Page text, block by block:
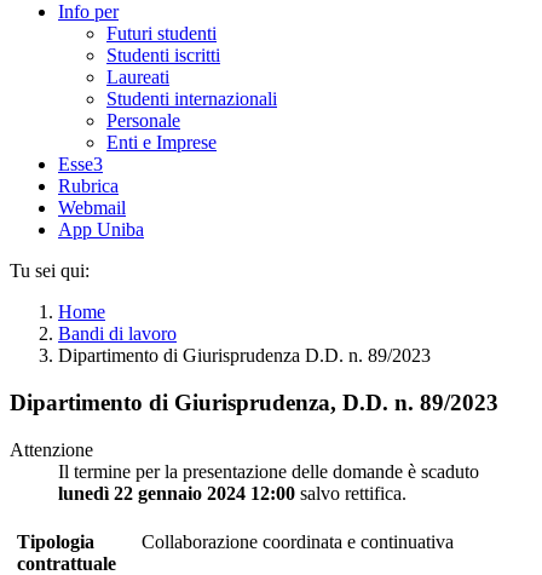
Info per
Futuri studenti
Studenti iscritti
Laureati
Studenti internazionali
Personale
Enti e Imprese
Esse3
Rubrica
Webmail
App Uniba
Tu sei qui:
Home
Bandi di lavoro
Dipartimento di Giurisprudenza D.D. n. 89/2023
Dipartimento di Giurisprudenza, D.D. n. 89/2023
Attenzione
Il termine per la presentazione delle domande è scaduto
lunedì 22 gennaio 2024 12:00 salvo rettifica.
Tipologia
contrattuale
Collaborazione coordinata e continuativa